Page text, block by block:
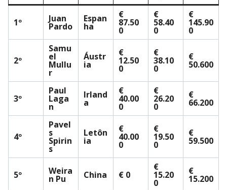
1º Juan
Pardo
Espan
ha
€
87.50
0
€
58.40
0
€
145.90
0
2º
Samu
el
Mullu
r
Áustr
ia
€
12.50
0
€
38.10
0
€
50.600
3º
Paul
Laga
n
Irland
a
€
40.00
0
€
26.20
0
€
66.200
4º
Pavel
s
Spirin
s
Letôn
ia
€
40.00
0
€
19.50
0
€
59.500
5º Weira
n Pu China € 0
€
15.20
0
€
15.200